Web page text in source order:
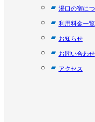
湯口の宿に
利用料金一覧
お知らせ
お問い合わせ
アクセス